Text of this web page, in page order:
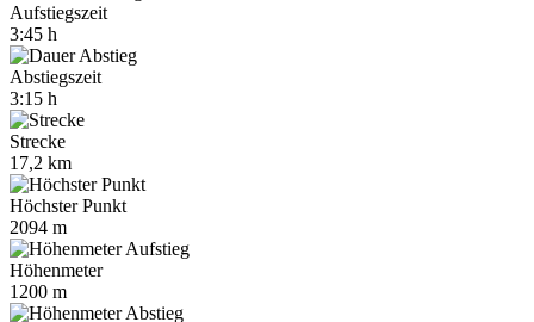
Aufstiegszeit
3:45 h
Abstiegszeit
3:15 h
Strecke
17,2 km
Höchster Punkt
2094 m
Höhenmeter
1200 m